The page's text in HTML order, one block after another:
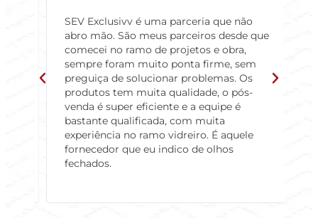
SEV Exclusivv é uma parceria que não
abro mão. São meus parceiros desde que
comecei no ramo de projetos e obra,
sempre foram muito ponta firme, sem
preguiça de solucionar problemas. Os
produtos tem muita qualidade, o pós-
venda é super eficiente e a equipe é
bastante qualificada, com muita
experiência no ramo vidreiro. É aquele
fornecedor que eu indico de olhos
fechados.